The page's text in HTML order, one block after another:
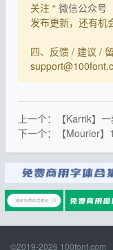
关注 “ 微信公众号
发布更新，还有机
四、反馈 / 建议 / 留
上一个：【Karrik】
下一个：【Mourier
©2019-2026 100font.com